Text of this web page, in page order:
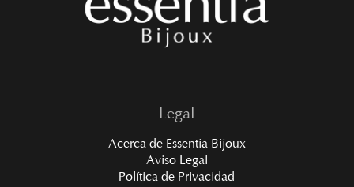
Legal
Acerca de Essentia Bijoux
Aviso Legal
Política de Privacidad